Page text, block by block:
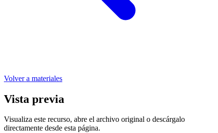
Volver a materiales
Vista previa
Visualiza este recurso, abre el archivo original o descárgalo
directamente desde esta página.